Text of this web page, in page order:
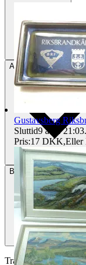
AfhentningAvesta,
BetalingVia Tradera
Traderas
Gustavsberg
Sluttid9 aug. 21:03.
Pris:17 DKK,Eller